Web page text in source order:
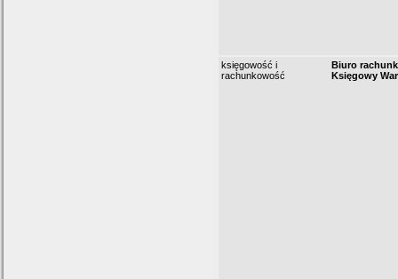
księgowość i
rachunkowość
Biuro
Księgowy